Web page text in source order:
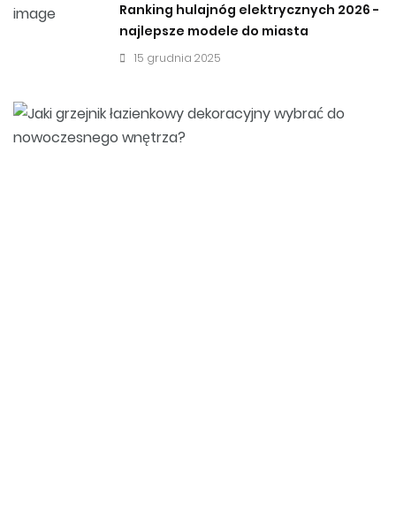
Ranking hulajnóg elektrycznych 2026 -
najlepsze modele do miasta
15 grudnia 2025